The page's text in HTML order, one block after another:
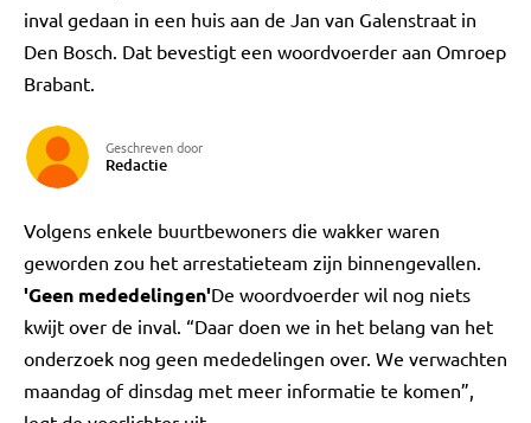
inval gedaan in een huis aan de Jan van Galenstraat in
Den Bosch. Dat bevestigt een woordvoerder aan Omroep
Brabant.
Geschreven door
Redactie
Volgens enkele buurtbewoners die wakker waren
geworden zou het arrestatieteam zijn binnengevallen.
'Geen mededelingen'De woordvoerder wil nog niets
kwijt over de inval. “Daar doen we in het belang van het
onderzoek nog geen mededelingen over. We verwachten
maandag of dinsdag met meer informatie te komen”,